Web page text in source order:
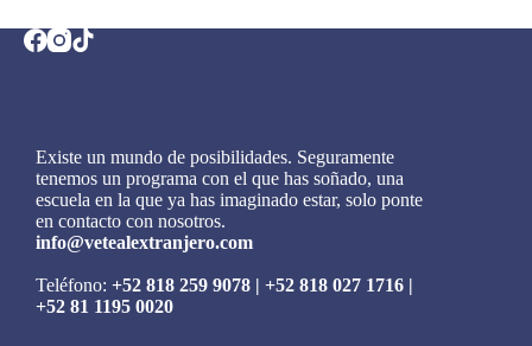
Existe un mundo de posibilidades. Seguramente
tenemos un programa con el que has soñado, una
escuela en la que ya has imaginado estar, solo ponte
en contacto con nosotros.
info@vetealextranjero.com
Teléfono: +52 818 259 9078 | +52 818 027 1716 |
+52 81 1195 0020